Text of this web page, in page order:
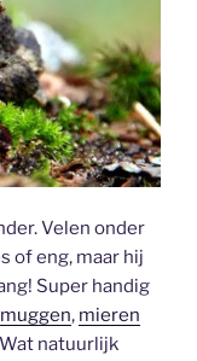
Velen onder
of eng, maar hij
Super handig
muggen, mieren
natuurlijk